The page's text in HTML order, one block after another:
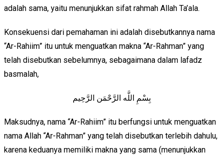
adalah sama, yaitu menunjukkan sifat rahmah Allah Ta’ala.
Konsekuensi dari pemahaman ini adalah disebutkannya nama
“Ar-Rahiim” itu untuk menguatkan makna “Ar-Rahman” yang
telah disebutkan sebelumnya, sebagaimana dalam lafadz
basmalah,
بِسْمِ اللَّه الرَّحْمَن الرَّحِيم
Maksudnya, nama “Ar-Rahiim” itu berfungsi untuk menguatkan
nama Allah “Ar-Rahman” yang telah disebutkan terlebih dahulu,
karena keduanya memiliki makna yang sama (menunjukkan